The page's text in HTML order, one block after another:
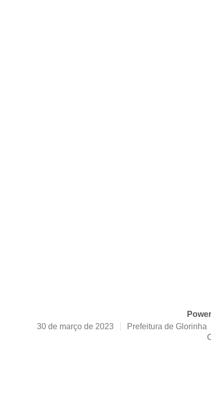
30 de março de 2023
Prefeitura de Glorinha